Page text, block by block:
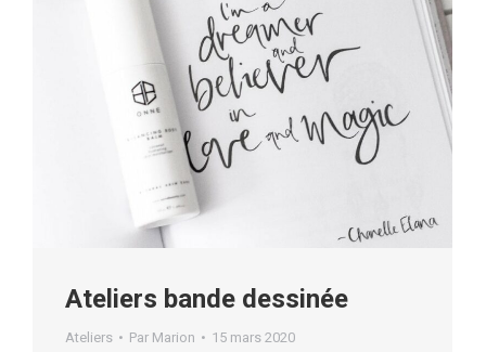
Ateliers bande dessinée
Ateliers Par Marion 15 mars 2020